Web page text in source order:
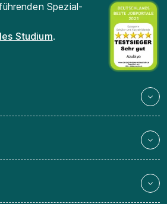
Spezial-
Studium.